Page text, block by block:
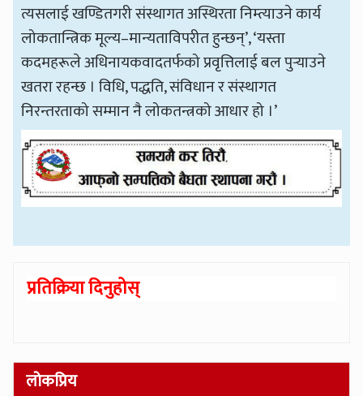
त्यसलाई खण्डितगरी संस्थागत अस्थिरता निम्त्याउने कार्य
लोकतान्त्रिक मूल्य–मान्यताविपरीत हुन्छन्’, ‘यस्ता
कदमहरूले अधिनायकवादतर्फको प्रवृत्तिलाई बल पुर्‍याउने
खतरा रहन्छ । विधि, पद्धति, संविधान र संस्थागत
निरन्तरताको सम्मान नै लोकतन्त्रको आधार हो ।’
प्रतिक्रिया दिनुहोस्
लोकप्रिय